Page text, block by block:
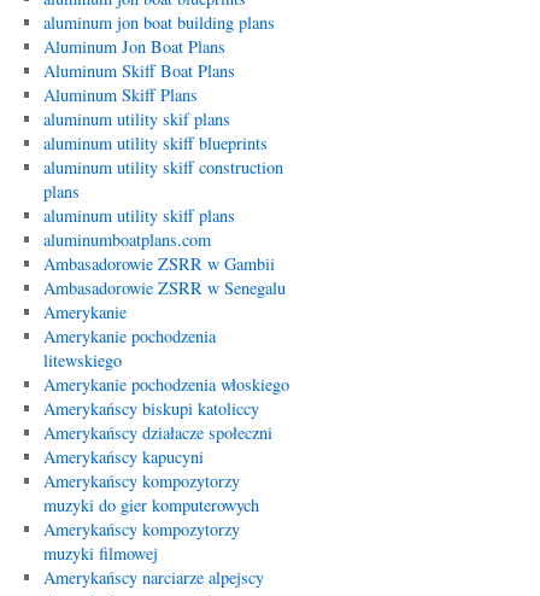
aluminum jon boat building plans
Aluminum Jon Boat Plans
Aluminum Skiff Boat Plans
Aluminum Skiff Plans
aluminum utility skif plans
aluminum utility skiff blueprints
aluminum utility skiff construction
plans
aluminum utility skiff plans
aluminumboatplans.com
Ambasadorowie ZSRR w Gambii
Ambasadorowie ZSRR w Senegalu
Amerykanie
Amerykanie pochodzenia
litewskiego
Amerykanie pochodzenia włoskiego
Amerykańscy biskupi katoliccy
Amerykańscy działacze społeczni
Amerykańscy kapucyni
Amerykańscy kompozytorzy
muzyki do gier komputerowych
Amerykańscy kompozytorzy
muzyki filmowej
Amerykańscy narciarze alpejscy